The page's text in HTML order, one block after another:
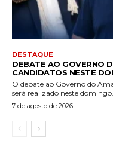
DESTAQUE
DEBATE AO GOVERNO
CANDIDATOS NESTE
O debate ao Governo do
será realizado neste
7 de agosto de 2026